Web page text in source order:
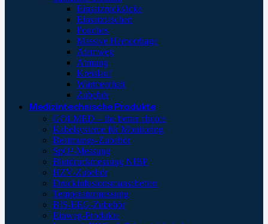
Einsatzrucksäcke
Einsatztaschen
Pouches
Massive Hemorrhage
Atemweg
Atmung
Kreislauf
Wärmeerhalt
Zubehör
Medizintechnische Produkte
GOLMED – the better choice
Kabelsysteme für Monitoring
Beatmungs-Zubehör
SpO²-Messung
Blutdruckmessung NIBP
HZV-Zubehör
Druckinfusionsmanschetten
Temperaturmessung
BIS-EEG-Zubehör
Einweg-Produkte